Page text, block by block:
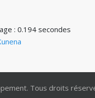
: 0.194 secondes
Tous droits